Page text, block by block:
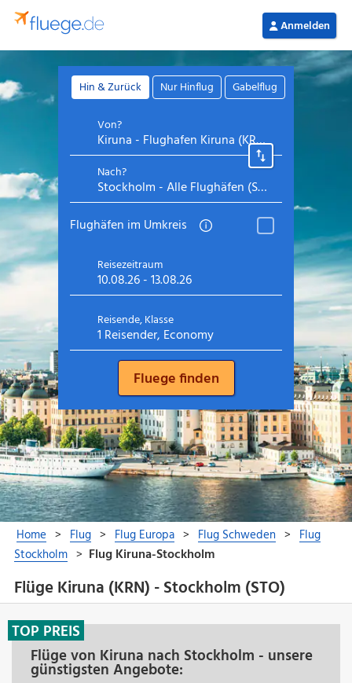
Flüge Kiruna (KRN) - Stockholm (STO)
Flüge von Kiruna nach Stockholm - unsere
günstigsten Angebote:
TOP PREIS